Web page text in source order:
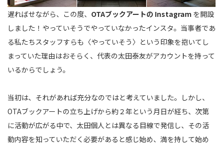
遅ればせながら、この度、 OTAブックアートの Instagram を開設
しました！やっていそうでやっていなかったインスタ。当事者であ
る私たちスタッフすらも〈やっていそう〉という印象を抱いてし
まっていた理由はおそらく、代表の太田泰友がアカウントを持って
いるからでしょう。
当初は、それがあれば充分なのではと考えていました。しかし、
OTAブックアートの立ち上げから約２年という月日が経ち、次第
に活動が広がる中で、太田個人とは異なる目線で発信し、その活
動内容を知っていただく必要があると感じ始め、満を持して始め